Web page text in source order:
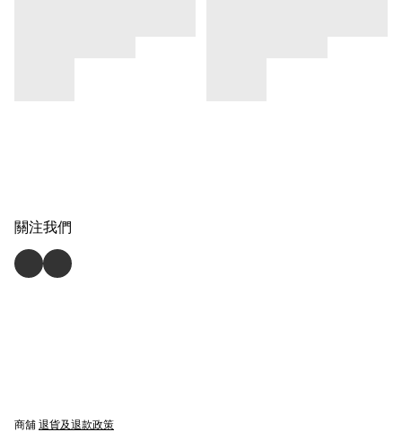
關注我們
商舖 退貨及退款政策